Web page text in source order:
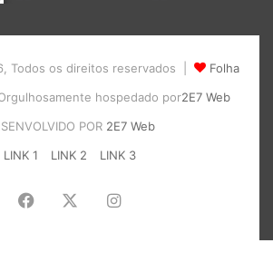
Todos os direitos reservados |
Folha
hospedado por2E7 Web
POR 2E7 Web
LINK 1
LINK 2 LINK 3
Facebook Instagram